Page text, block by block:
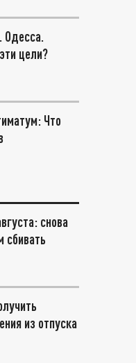
Одесса.
цели?
Что
снова
сбивать
из отпуска